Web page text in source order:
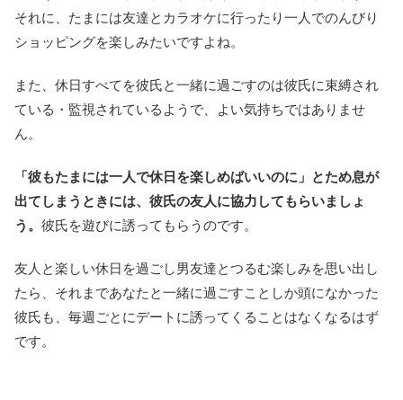
それに、たまには友達とカラオケに行ったり一人でのんびり
ショッピングを楽しみたいですよね。
また、休日すべてを彼氏と一緒に過ごすのは彼氏に束縛され
ている・監視されているようで、よい気持ちではありませ
ん。
「彼もたまには一人で休日を楽しめばいいのに」とため息が
出てしまうときには、彼氏の友人に協力してもらいましょ
う。 彼氏を遊びに誘ってもらうのです。
友人と楽しい休日を過ごし男友達とつるむ楽しみを思い出し
たら、それまであなたと一緒に過ごすことしか頭になかった
彼氏も、毎週ごとにデートに誘ってくることはなくなるはず
です。